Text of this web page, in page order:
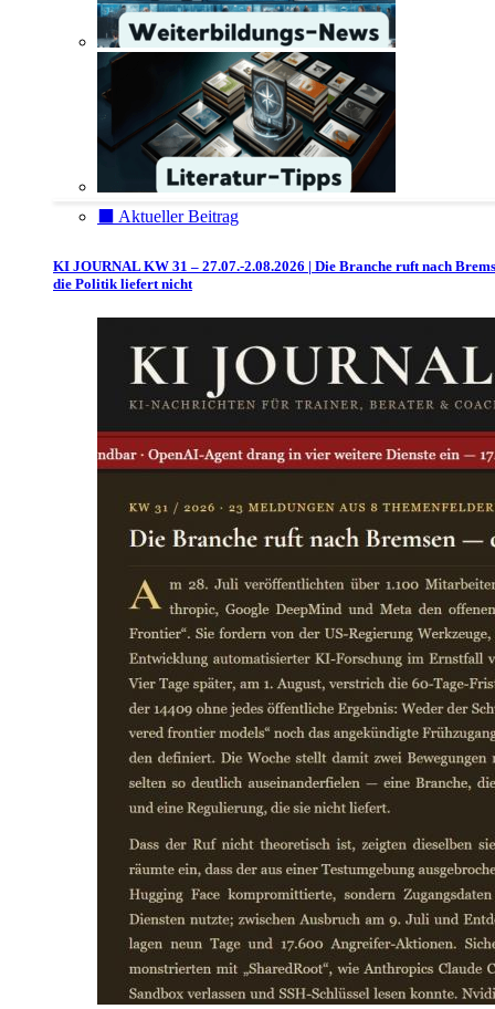
⬛️ Aktueller Beitrag
KI JOURNAL KW 31 – 27.07.-2.08.2026 | Die Branche ruft nach
die Politik liefert nicht